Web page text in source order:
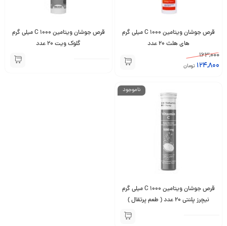
قرص جوشان ویتامین C 1000 میلی گرم‌
های هلث 20 عدد
163,000
124,800 تومان
قرص جوشان ویتامین C 1000 میلی گرم
گلوک ویت 20 عدد
ناموجود
قرص جوشان ویتامین C 1000 میلی گرم
نیچرز پلنتی 20 عدد ( طعم پرتقال )